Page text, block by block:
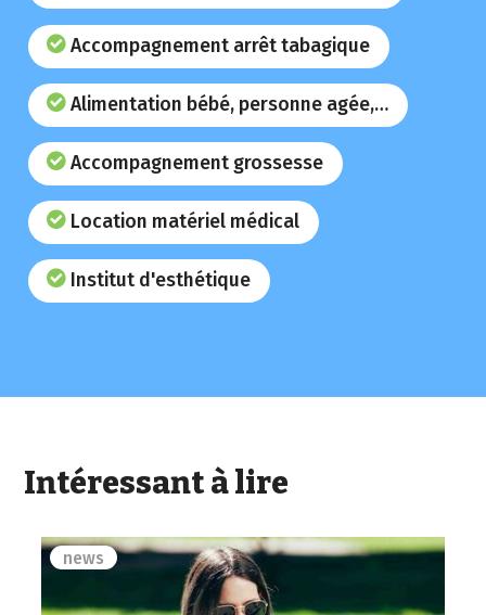
Accompagnement arrêt tabagique
Alimentation bébé, personne agée,…
Accompagnement grossesse
Location matériel médical
Institut d'esthétique
Intéressant à lire
news